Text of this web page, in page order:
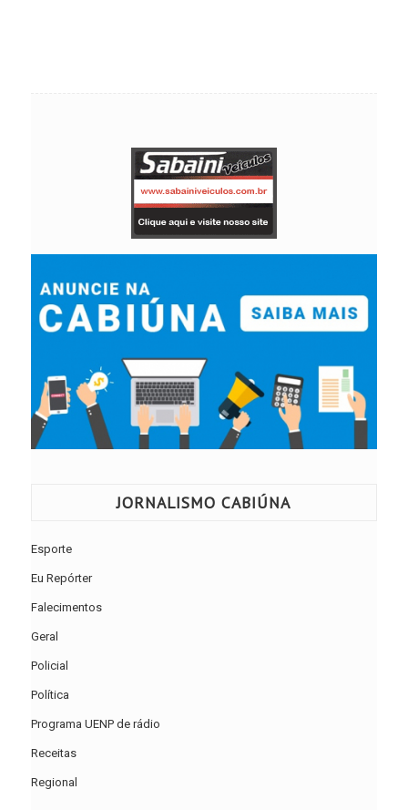
JORNALISMO CABIÚNA
Esporte
Eu Repórter
Falecimentos
Geral
Policial
Política
Programa UENP de rádio
Receitas
Regional